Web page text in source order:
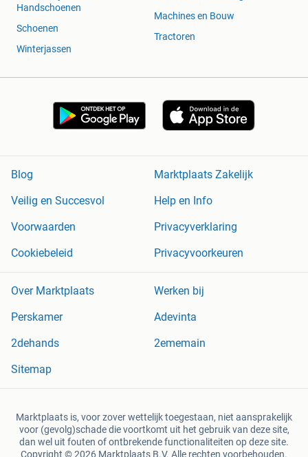
Handschoenen
Schoenen
Winterjassen
Machines en Bouw
Tractoren
Blog
Marktplaats Zakelijk
Veilig en Succesvol
Help en Info
Voorwaarden
Privacyverklaring
Cookiebeleid
Privacyvoorkeuren
Over Marktplaats
Werken bij
Perskamer
Adevinta
2dehands
2ememain
Sitemap
Marktplaats is, voor zover wettelijk toegestaan, niet aansprakelijk
voor (gevolg)schade die voortkomt uit het gebruik van deze site,
dan wel uit fouten of ontbrekende functionaliteiten op deze site.
Copyright © 2026 Marktplaats B.V. Alle rechten voorbehouden.